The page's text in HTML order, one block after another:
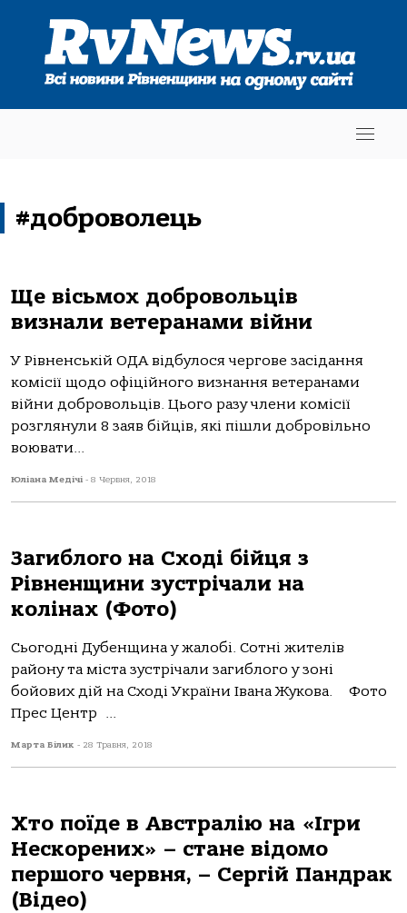
#доброволець
Ще вісьмох добровольців
визнали ветеранами війни
У Рівненській ОДА відбулося чергове засідання
комісії щодо офіційного визнання ветеранами
війни добровольців. Цього разу члени комісії
розглянули 8 заяв бійців, які пішли добровільно
воювати...
Юліана Медічі - 8 Червня, 2018
Загиблого на Сході бійця з
Рівненщини зустрічали на
колінах (Фото)
Сьогодні Дубенщина у жалобі. Сотні жителів
району та міста зустрічали загиблого у зоні
бойових дій на Сході України Івана Жукова. Фото
Прес Центр ...
Марта Білик - 28 Травня, 2018
Хто поїде в Австралію на «Ігри
Нескорених» – стане відомо
першого червня, – Сергій Пандрак
(Відео)